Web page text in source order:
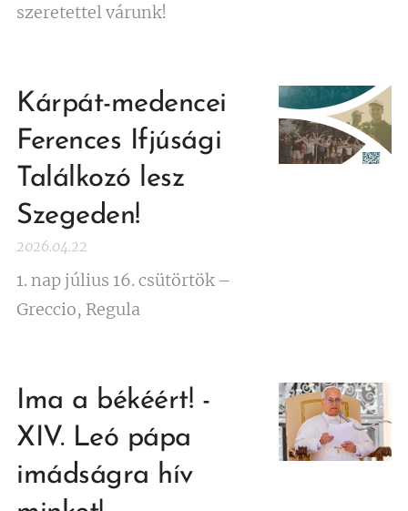
szeretettel várunk!
Kárpát-medencei
Ferences Ifjúsági
Találkozó lesz
Szegeden!
2026.04.22
1. nap július 16. csütörtök –
Greccio, Regula
Ima a békéért! -
XIV. Leó pápa
imádságra hív